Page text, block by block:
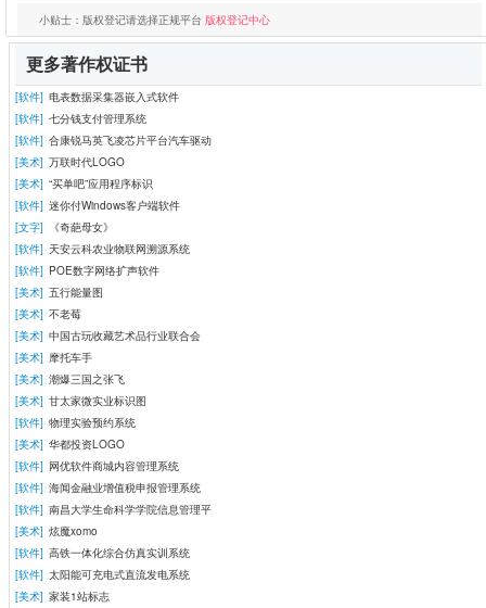
小贴士：版权登记请选择正规平台 版权登记中心
更多著作权证书
[软件] 电表数据采集器嵌入式软件
[软件] 七分钱支付管理系统
[软件] 合康锐马英飞凌芯片平台汽车驱动
[美术] 万联时代LOGO
[美术] “买单吧”应用程序标识
[软件] 迷你付Windows客户端软件
[文字]
《奇葩母女》
[软件] 天安云科农业物联网溯源系统
[软件] POE数字网络扩声软件
[美术] 五行能量图
[美术] 不老莓
[美术] 中国古玩收藏艺术品行业联合会
[美术] 摩托车手
[美术] 潮爆三国之张飞
[美术] 甘太家微实业标识图
[软件] 物理实验预约系统
[美术] 华都投资LOGO
[软件] 网优软件商城内容管理系统
[软件] 海闻金融业增值税申报管理系统
[软件] 南昌大学生命科学学院信息管理平
[美术] 炫魔xomo
[软件] 高铁一体化综合仿真实训系统
[软件] 太阳能可充电式直流发电系统
[美术] 家装1站标志